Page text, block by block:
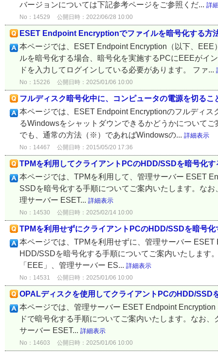
バージョンについては下記参考ページをご参照くだ... 詳
No：14529 公開日時：2022/06/28 10:00
ESET Endpoint Encryptionでファイルを暗号化する方
本ページでは、ESET Endpoint Encryption（以下、
ルを暗号化する場合、暗号化を実施するPCにEEEがイ
ドを入力してログインしている必要があります。 ファ...
No：15226 公開日時：2025/01/06 10:00
フルディスク暗号化中に、コンピュータの電源を切るこ
本ページでは、ESET Endpoint Encryptionのフルディ
るWindowsをシャットダウンできるかどうかについて
でも、通常の方法（※）であればWindowsの... 詳細表示
No：14467 公開日時：2015/05/20 17:36
TPMを利用してクライアントPCのHDD/SSDを暗号化す
本ページでは、TPMを利用して、管理サーバー ESET
SSDを暗号化する手順についてご案内いたします。な
理サーバー ESET... 詳細表示
No：14530 公開日時：2025/02/14 10:00
TPMを利用せずにクライアントPCのHDD/SSDを暗号化
本ページでは、TPMを利用せずに、管理サーバー
HDD/SSDを暗号化する手順についてご案内いたします
「EEE」、管理サーバー ES... 詳細表示
No：14531 公開日時：2025/01/06 10:00
OPALディスクを使用してクライアントPCのHDD/SSD
本ページでは、管理サーバー ESET Endpoint
ドで暗号化する手順についてご案内いたします。なお
サーバー ESET... 詳細表示
No：14603 公開日時：2025/01/06 10:00